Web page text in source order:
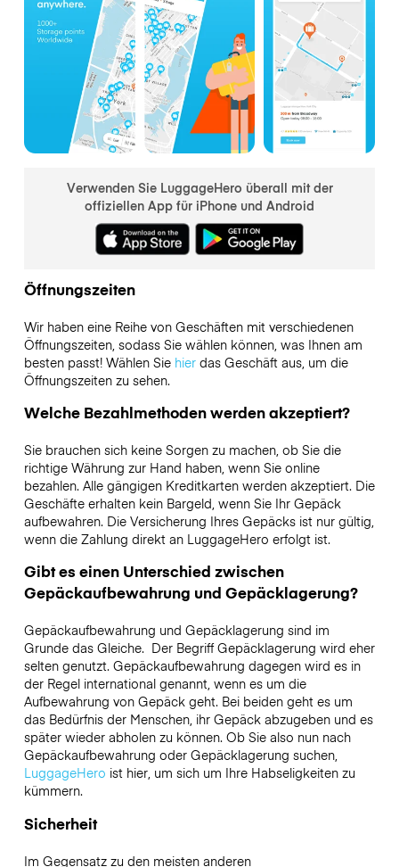
Verwenden Sie LuggageHero überall mit der
offiziellen App für iPhone und Android
Öffnungszeiten
Wir haben eine Reihe von Geschäften mit verschiedenen
Öffnungszeiten, sodass Sie wählen können, was Ihnen am
besten passt! Wählen Sie hierdas Geschäft aus, um die
Öffnungszeiten zu sehen.
Welche Bezahlmethoden werden akzeptiert?
Sie brauchen sich keine Sorgen zu machen, ob Sie die
richtige Währung zur Hand haben, wenn Sie online
bezahlen. Alle gängigen Kreditkarten werden akzeptiert. Die
Geschäfte erhalten kein Bargeld, wenn Sie Ihr Gepäck
aufbewahren. Die Versicherung Ihres Gepäcks ist nur gültig,
wenn die Zahlung direkt an LuggageHero erfolgt ist.
Gibt es einen Unterschied zwischen
Gepäckaufbewahrung und Gepäcklagerung?
Gepäckaufbewahrung und Gepäcklagerung sind im
Grunde das Gleiche. Der Begriff Gepäcklagerung wird eher
selten genutzt. Gepäckaufbewahrung dagegen wird es in
der Regel international genannt, wenn es um die
Aufbewahrung von Gepäck geht. Bei beiden geht es um
das Bedürfnis der Menschen, ihr Gepäck abzugeben und es
später wieder abholen zu können. Ob Sie also nun nach
Gepäckaufbewahrung oder Gepäcklagerung suchen,
LuggageHero ist hier, um sich um Ihre Habseligkeiten zu
kümmern.
Sicherheit
Im Gegensatz zu den meisten anderen